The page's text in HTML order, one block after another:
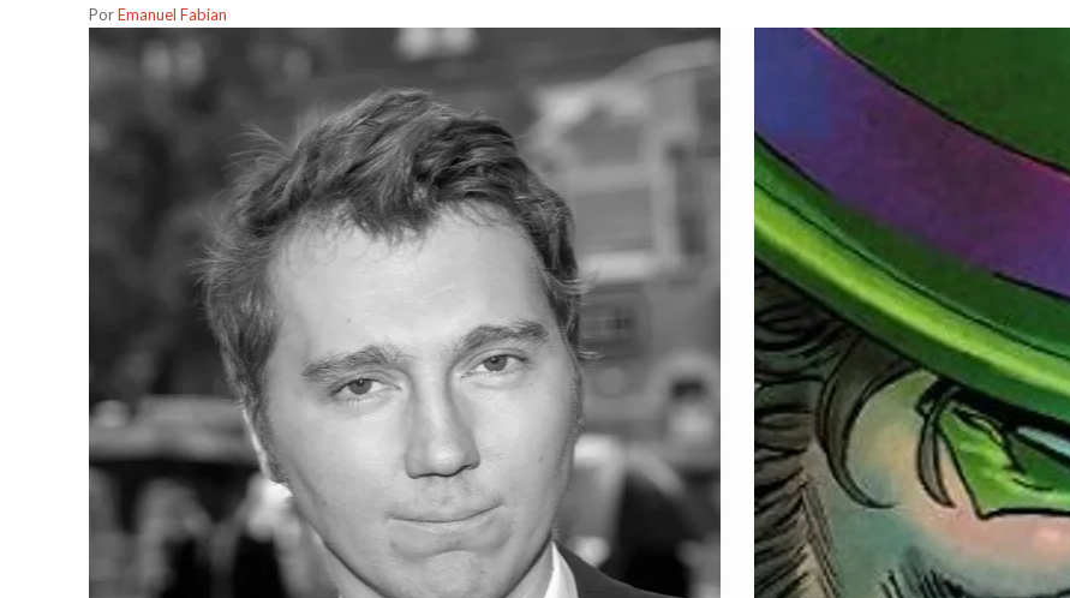
PorEmanuel Fabian